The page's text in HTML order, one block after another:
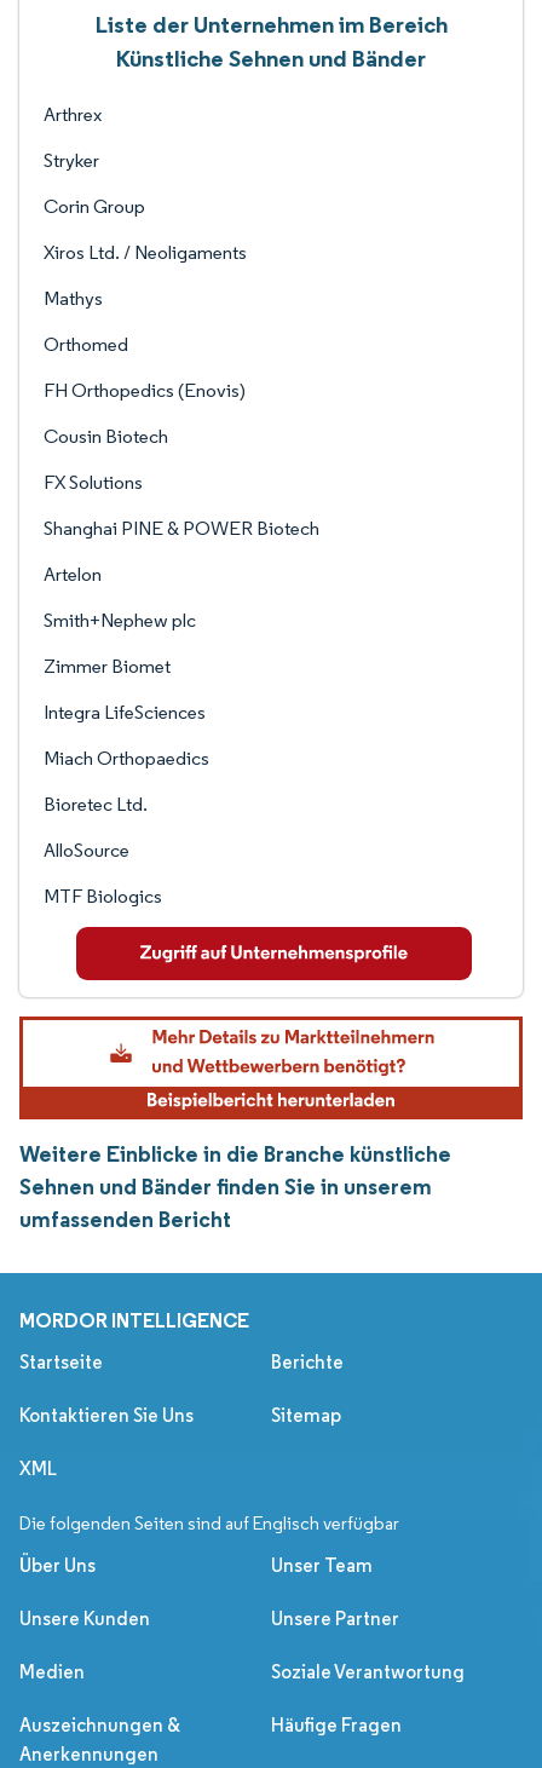
Liste der Unternehmen im Bereich
Künstliche Sehnen und Bänder
Arthrex
Stryker
Corin Group
Xiros Ltd. / Neoligaments
Mathys
Orthomed
FH Orthopedics (Enovis)
Cousin Biotech
FX Solutions
Shanghai PINE & POWER Biotech
Artelon
Smith+Nephew plc
Zimmer Biomet
Integra LifeSciences
Miach Orthopaedics
Bioretec Ltd.
AlloSource
MTF Biologics
Weitere Einblicke in die Branche künstliche
Sehnen und Bänder finden Sie in unserem
umfassenden Bericht
MORDOR INTELLIGENCE
Startseite Berichte
Kontaktieren Sie Uns Sitemap
XML
Die folgenden Seiten sind auf Englisch verfügbar
Über Uns Unser Team
Unsere Kunden Unsere Partner
Medien Soziale Verantwortung
Auszeichnungen &
Anerkennungen
Häufige Fragen